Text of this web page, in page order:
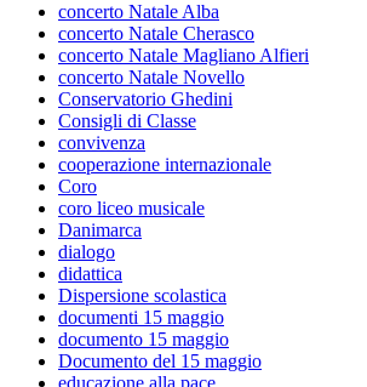
concerto Natale Alba
concerto Natale Cherasco
concerto Natale Magliano Alfieri
concerto Natale Novello
Conservatorio Ghedini
Consigli di Classe
convivenza
cooperazione internazionale
Coro
coro liceo musicale
Danimarca
dialogo
didattica
Dispersione scolastica
documenti 15 maggio
documento 15 maggio
Documento del 15 maggio